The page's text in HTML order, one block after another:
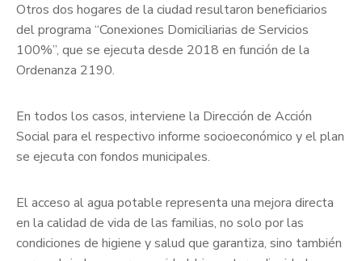
Otros dos hogares de la ciudad resultaron beneficiarios
del programa “Conexiones Domiciliarias de Servicios
100%”, que se ejecuta desde 2018 en función de la
Ordenanza 2190.
En todos los casos, interviene la Dirección de Acción
Social para el respectivo informe socioeconómico y el plan
se ejecuta con fondos municipales.
El acceso al agua potable representa una mejora directa
en la calidad de vida de las familias, no solo por las
condiciones de higiene y salud que garantiza, sino también